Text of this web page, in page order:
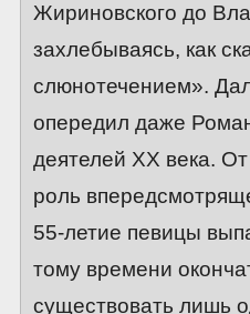
Жириновского до
захлебываясь, как
слюнотечением».
опередил даже
деятелей ХХ века.
роль
55-летие певицы
тому времени
существовать лишь